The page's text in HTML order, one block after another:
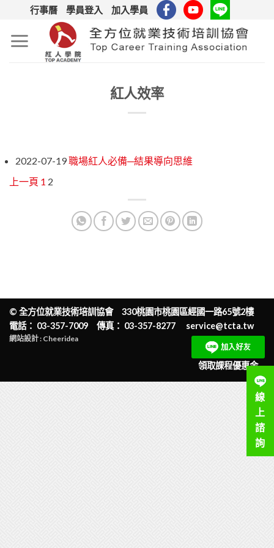
content
行事曆 學員登入 加入學員
紅人效率
2022-07-19職場紅人必備─結果導向思維
上一頁 1 2
© 全方位就業技術培訓協會330桃園市桃園區經國一路65號2樓
電話： 03-357-7009 傳真： 03-357-8277 service@tcta.tw
領取課程優惠金
網站設計 : Cheeridea
線
上
諮
詢